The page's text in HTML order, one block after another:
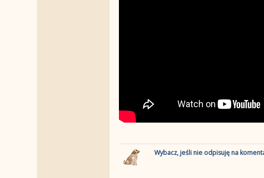
Wybacz, jeśli nie odpisuję na